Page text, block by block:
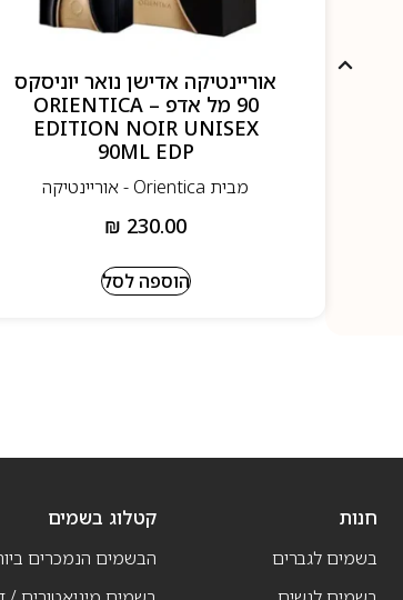
אוריינטיקה אדישן נואר יוניסקס
90 מל אדפ – ORIENTICA
EDITION NOIR UNISEX
90ML EDP
מבית Orientica - אוריינטיקה
₪ 230.00
הוספה לסל
חנות
בשמים לגברים
קטלוג בשמים
הבשמים הנמכרים